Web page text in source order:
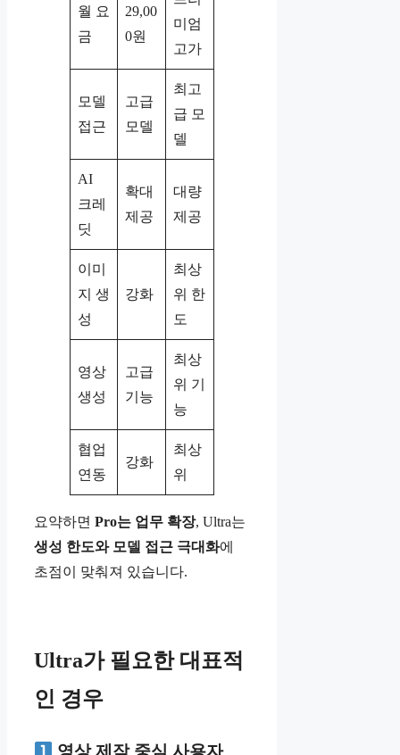
월 요
금
29,00
0원
미엄
고가
모델
접근
고급
모델
최고
급 모
델
AI
크레
딧
확대
제공
대량
제공
이미
지 생
성
강화
최상
위 한
도
영상
생성
고급
기능
최상
위 기
능
협업
연동
강화
최상
위
요약하면 Pro는 업무 확장, Ultra는
생성 한도와 모델 접근 극대화에
초점이 맞춰져 있습니다.
Ultra가 필요한 대표적
인 경우
영상 제작 중심 사용자